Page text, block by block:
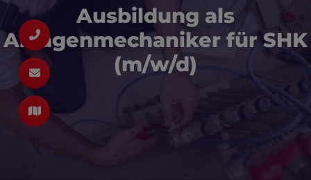
Ausbildung als
Anlagenmechaniker für SHK
(m/w/d)
schließen